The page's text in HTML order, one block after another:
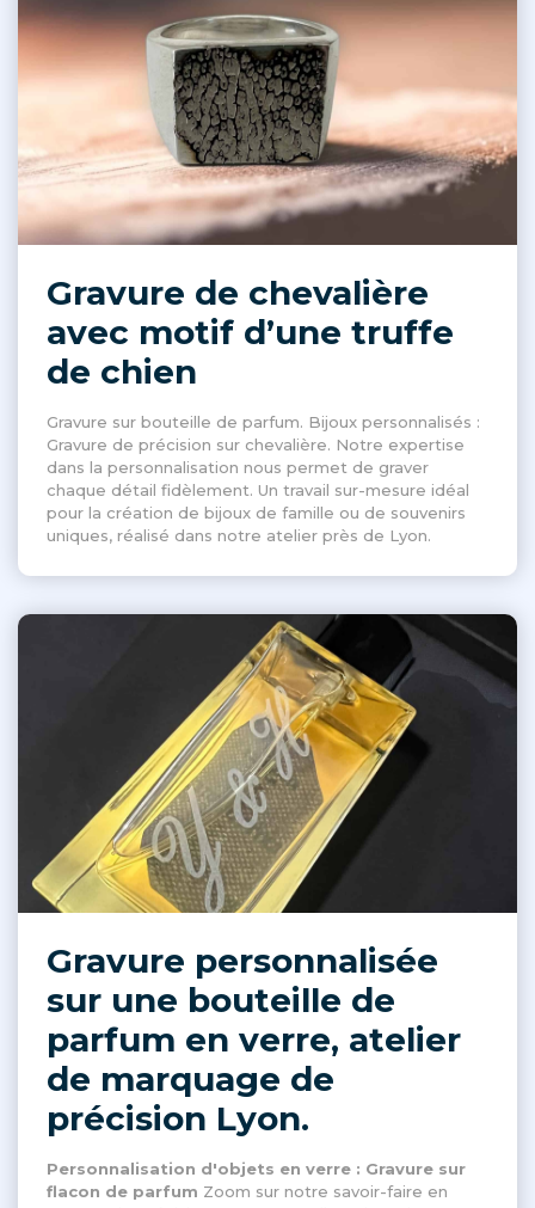
Gravure de chevalière
avec motif d’une truffe
de chien
Gravure sur bouteille de parfum. Bijoux personnalisés :
Gravure de précision sur chevalière. Notre expertise
dans la personnalisation nous permet de graver
chaque détail fidèlement. Un travail sur-mesure idéal
pour la création de bijoux de famille ou de souvenirs
uniques, réalisé dans notre atelier près de Lyon.
Gravure personnalisée
sur une bouteille de
parfum en verre, atelier
de marquage de
précision Lyon.
Personnalisation d'objets en verre : Gravure sur
flacon de parfum Zoom sur notre savoir-faire en